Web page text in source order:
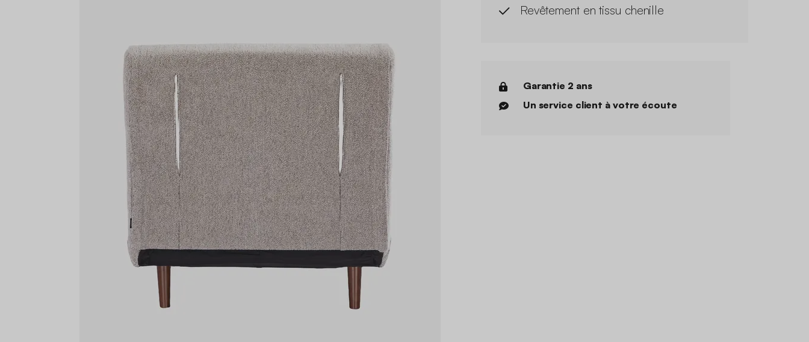
Revêtement en tissu chenille
Garantie 2 ans
Un service client à votre écoute